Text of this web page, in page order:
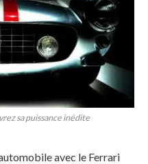
sa puissance inédite
avec le Ferrari